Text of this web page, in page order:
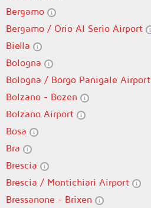
Bergamo
Bergamo / Orio Al Serio Airport
Biella
Bologna
Bologna / Borgo Panigale Airport
Bolzano - Bozen
Bolzano Airport
Bosa
Bra
Brescia
Brescia / Montichiari Airport
Bressanone - Brixen